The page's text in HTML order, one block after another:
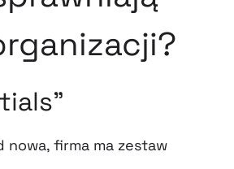
firma ma zestaw